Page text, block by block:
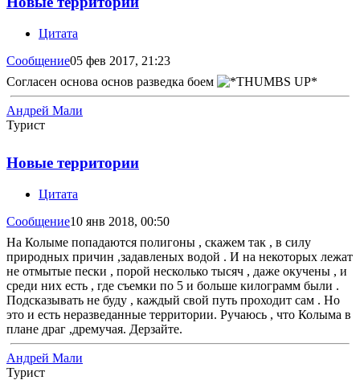
Цитата
Сообщение05 фев 2017, 21:23
Согласен основа основ разведка боем
Андрей Мали
Турист
Новые территории
Цитата
Сообщение10 янв 2018, 00:50
На Колыме попадаются полигоны , скажем так , в силу
природных причин ,задавленых водой . И на некоторых лежат
не отмытые пески , порой несколько тысяч , даже окучены , и
среди них есть , где съемки по 5 и больше килограмм были .
Подсказывать не буду , каждый свой путь проходит сам . Но
это и есть неразведанные территории. Ручаюсь , что Колыма в
плане драг ,дремучая. Дерзайте.
Андрей Мали
Турист